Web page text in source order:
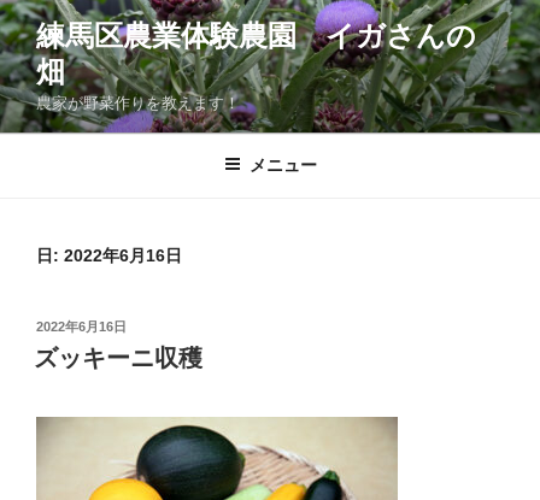
コ
ン
テ
ン
ツ
練馬区農業体験農園 イガさんの
畑
農家が野菜作りを教えます！
メニュー
日: 2022年6月16日
投
日:
2022年6月16日
ズッキーニ収穫